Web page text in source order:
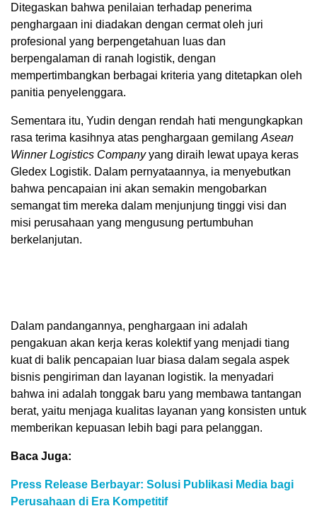
Ditegaskan bahwa penilaian terhadap penerima
penghargaan ini diadakan dengan cermat oleh juri
profesional yang berpengetahuan luas dan
berpengalaman di ranah logistik, dengan
mempertimbangkan berbagai kriteria yang ditetapkan oleh
panitia penyelenggara.
Sementara itu, Yudin dengan rendah hati mengungkapkan
rasa terima kasihnya atas penghargaan gemilang Asean
Winner Logistics Companyyang diraih lewat upaya keras
Gledex Logistik. Dalam pernyataannya, ia menyebutkan
bahwa pencapaian ini akan semakin mengobarkan
semangat tim mereka dalam menjunjung tinggi visi dan
misi perusahaan yang mengusung pertumbuhan
berkelanjutan.
Dalam pandangannya, penghargaan ini adalah
pengakuan akan kerja keras kolektif yang menjadi tiang
kuat di balik pencapaian luar biasa dalam segala aspek
bisnis pengiriman dan layanan logistik. Ia menyadari
bahwa ini adalah tonggak baru yang membawa tantangan
berat, yaitu menjaga kualitas layanan yang konsisten untuk
memberikan kepuasan lebih bagi para pelanggan.
Baca Juga:
Press Release Berbayar: Solusi Publikasi Media bagi
Perusahaan di Era Kompetitif